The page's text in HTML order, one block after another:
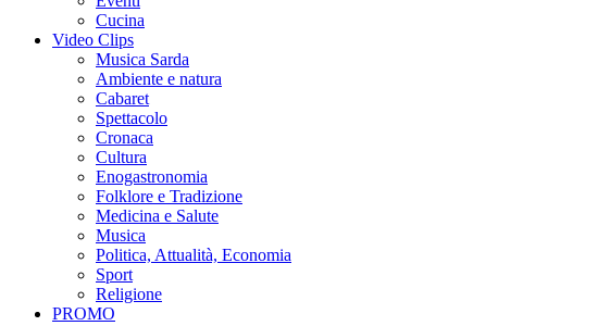
Cucina
Video Clips
Musica Sarda
Ambiente e natura
Cabaret
Spettacolo
Cronaca
Cultura
Enogastronomia
Folklore e Tradizione
Medicina e Salute
Musica
Politica, Attualità, Economia
Sport
Religione
PROMO